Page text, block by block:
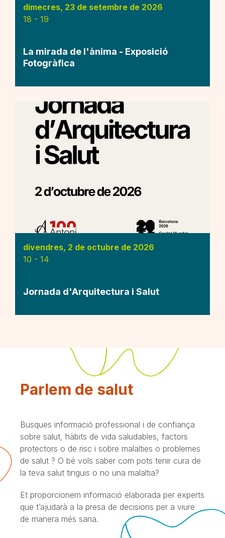
dimecres, 23 de setembre de 2026
18 - 19
La mirada de l'ànima - Exposició
Fotogràfica
divendres, 2 de octubre de 2026
10 - 14
Jornada d'Arquitectura i Salut
Parlem de salut
Busques informació professional i de confiança
sobre salut, hàbits de vida saludables, factors
protectors o de risc i sobre malalties o problemes
de salut ? O bé vols saber com pots tenir cura de
la teva salut tinguis o no una malaltia?
Et proporcionem informació elaborada per experts
que t’ajudarà a la presa de decisions per a viure
de manera més sana.